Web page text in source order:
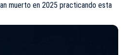
muerto en 2025 practicando esta